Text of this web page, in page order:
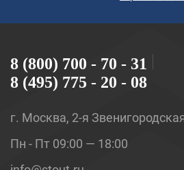
8 (800) 700 - 70 - 31
8 (495) 775 - 20 - 08
г. Москва, 2-я
Пн - Пт 09:00 — 18:00